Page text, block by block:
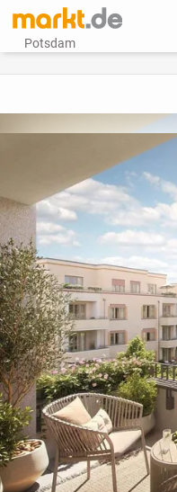
Potsdam
vorheriges Bild